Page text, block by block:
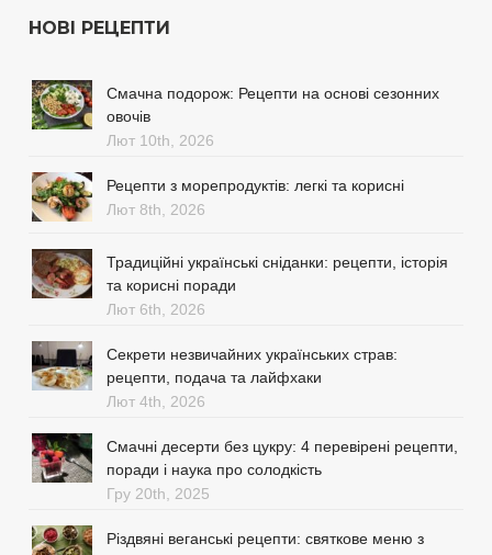
НОВІ РЕЦЕПТИ
Смачна подорож: Рецепти на основі сезонних
овочів
Лют 10th, 2026
Рецепти з морепродуктів: легкі та корисні
Лют 8th, 2026
Традиційні українські сніданки: рецепти, історія
та корисні поради
Лют 6th, 2026
Секрети незвичайних українських страв:
рецепти, подача та лайфхаки
Лют 4th, 2026
Смачні десерти без цукру: 4 перевірені рецепти,
поради і наука про солодкість
Гру 20th, 2025
Різдвяні веганські рецепти: святкове меню з